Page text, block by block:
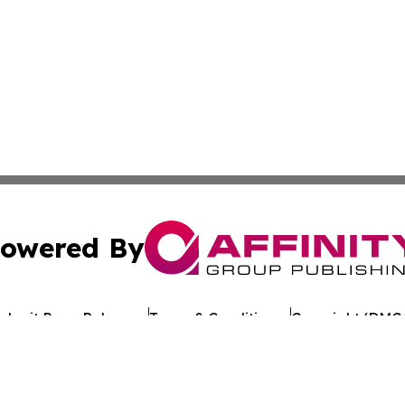
By
Press Release Terms & Conditions Copyright/